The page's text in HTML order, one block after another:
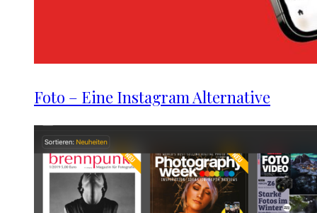
Foto – Eine Instagram Alternative